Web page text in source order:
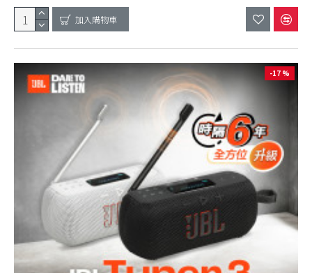
加入購物車
-17 %